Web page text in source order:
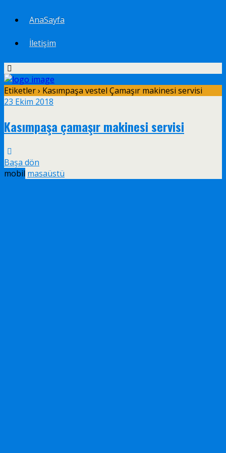
AnaSayfa
İletişim
Etiketler › Kasımpaşa vestel Çamaşır makinesi servisi
23 Ekim 2018
Kasımpaşa çamaşır makinesi servisi
Başa dön
mobil masaüstü